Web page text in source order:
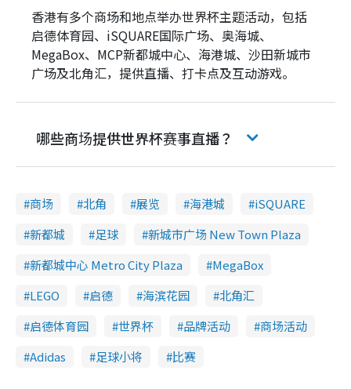
香港有多个商场和地点举办世界杯主题活动，包括
启德体育园、iSQUARE国际广场、奥海城、
MegaBox、MCP新都城中心、海港城、沙田新城市
广场及北角汇，提供直播、打卡点及互动游戏。
哪些商场提供世界杯赛事直播？
商场 北角 展览 海港城
iSQUARE
新都城
足球
新城市广场 New Town Plaza
新都城中心 Metro City Plaza
MegaBox
LEGO
启德 海滨花园
北角汇
启德体育园
世界杯 品牌活动
商场活动
Adidas
足球小将 比赛